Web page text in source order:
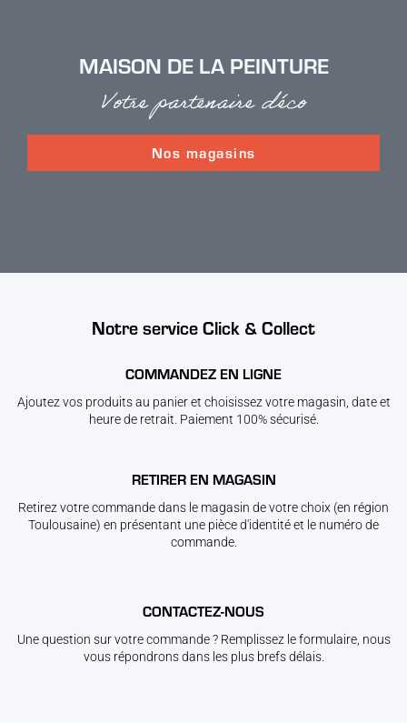
MAISON DE LA PEINTURE
Votre partenaire déco
Nos magasins
Notre service Click & Collect
COMMANDEZ EN LIGNE
Ajoutez vos produits au panier et choisissez votre magasin, date et
heure de retrait. Paiement 100% sécurisé.
RETIRER EN MAGASIN
Retirez votre commande dans le magasin de votre choix (en région
Toulousaine) en présentant une pièce d'identité et le numéro de
commande.
CONTACTEZ-NOUS
Une question sur votre commande ? Remplissez le formulaire, nous
vous répondrons dans les plus brefs délais.